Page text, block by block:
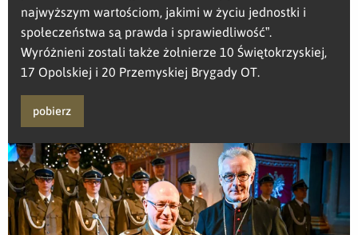
najwyższym wartościom, jakimi w życiu jednostki i
społeczeństwa są prawda i sprawiedliwość”.
Wyróżnieni zostali także żołnierze 10 Świętokrzyskiej,
17 Opolskiej i 20 Przemyskiej Brygady OT.
pobierz